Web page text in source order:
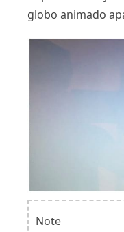
globo animado
Note